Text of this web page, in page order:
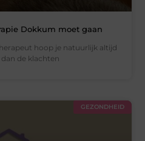
Dokkum moet gaan
hoop je natuurlijk altijd
de klachten
GEZONDHEID